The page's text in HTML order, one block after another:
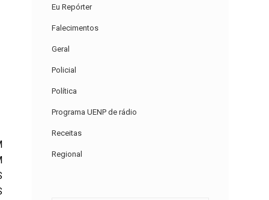
Eu Repórter
Falecimentos
Geral
Policial
Política
Programa UENP de rádio
Receitas
Regional